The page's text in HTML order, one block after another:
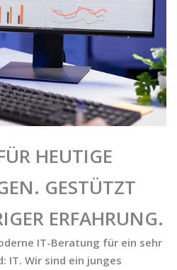
HEUTIGE
GESTÜTZT
ERFAHRUNG.
IT-Beratung für ein sehr
IT. Wir sind ein junges